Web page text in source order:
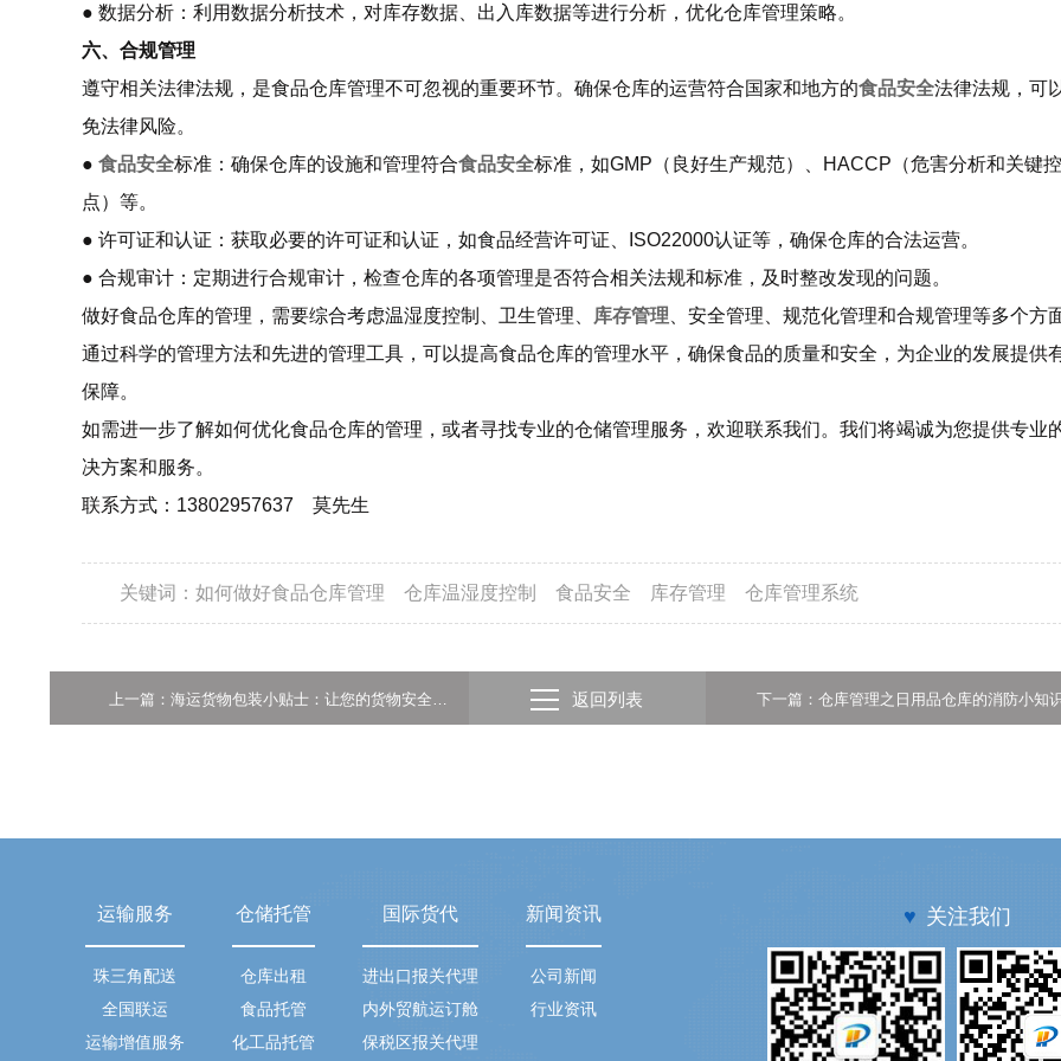
● 数据分析：利用数据分析技术，对库存数据、出入库数据等进行分析，优化仓库管理策略。
六、合规管理
遵守相关法律法规，是食品仓库管理不可忽视的重要环节。确保仓库的运营符合国家和地方的食品安全法律法规，可
免法律风险。
● 食品安全标准：确保仓库的设施和管理符合食品安全标准，如GMP（良好生产规范）、HACCP（危害分析和关键控
点）等。
● 许可证和认证：获取必要的许可证和认证，如食品经营许可证、ISO22000认证等，确保仓库的合法运营。
● 合规审计：定期进行合规审计，检查仓库的各项管理是否符合相关法规和标准，及时整改发现的问题。
做好食品仓库的管理，需要综合考虑温湿度控制、卫生管理、
库存管理 、安全管理、规范化管理和合规管理等多个方
通过科学的管理方法和先进的管理工具，可以提高食品仓库的管理水平，确保食品的质量和安全，为企业的发展提供
保障。
如需进一步了解如何优化食品仓库的管理，或者寻找专业的仓储管理服务，欢迎联系我们。我们将竭诚为您提供专业
决方案和服务。
联系方式：13802957637 莫先生
关键词： 如何做好食品仓库管理 仓库温湿度控制 食品安全 库存管理 仓库管理系统
下一篇：仓库管理之日用品仓库的消防小知
返回列表
运输服务
珠三角配送
全国联运
运输增值服务
仓储托管
仓库出租
食品托管
化工品托管
国际货代
进出口报关代理
内外贸航运订舱
保税区报关代理
新闻资讯
公司新闻
行业资讯
♥ 关注我们